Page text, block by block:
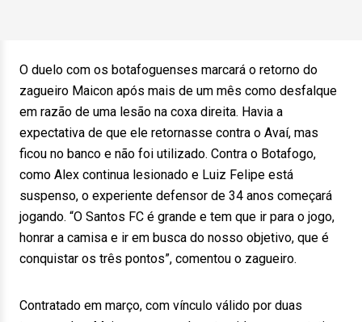
O duelo com os botafoguenses marcará o retorno do
zagueiro Maicon após mais de um mês como desfalque
em razão de uma lesão na coxa direita. Havia a
expectativa de que ele retornasse contra o Avaí, mas
ficou no banco e não foi utilizado. Contra o Botafogo,
como Alex continua lesionado e Luiz Felipe está
suspenso, o experiente defensor de 34 anos começará
jogando. “O Santos FC é grande e tem que ir para o jogo,
honrar a camisa e ir em busca do nosso objetivo, que é
conquistar os três pontos”, comentou o zagueiro.
Contratado em março, com vínculo válido por duas